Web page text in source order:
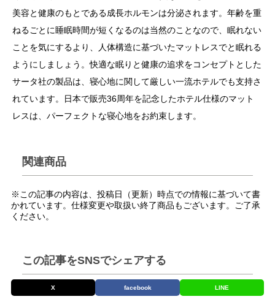
美容と健康のもとである成長ホルモンは分泌されます。年齢を重
ねるごとに睡眠時間が短くなるのは当然のことなので、眠れない
ことを気にするより、人体構造に基づいたマットレスでと眠れる
ようにしましょう。快適な眠りと健康の追求をコンセプトとした
サータ社の製品は、寝心地に関して厳しい一流ホテルでも支持さ
れています。日本で販売36周年を記念したホテル仕様のマット
レスは、パーフェクトな寝心地をお約束します。
関連商品
※この記事の内容は、投稿日（更新）時点での情報に基づいて書
かれています。仕様変更や取扱い終了商品もございます。ご了承
ください。
この記事をSNSでシェアする
X facebook LINE